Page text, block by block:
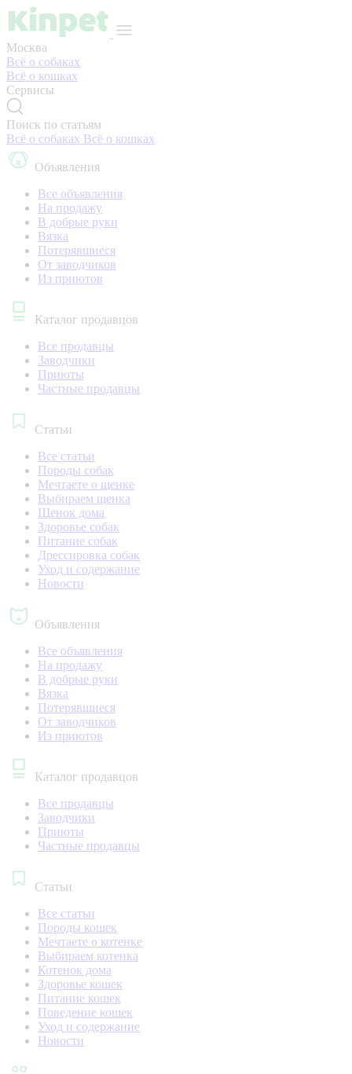
Москва
Всё о собаках
Всё о кошках
Сервисы
Поиск по статьям
Всё о собаках Всё о кошках
Объявления
Все объявления
На продажу
В добрые руки
Вязка
Потерявшиеся
От заводчиков
Из приютов
Каталог продавцов
Все продавцы
Заводчики
Приюты
Частные продавцы
Статьи
Все статьи
Породы собак
Мечтаете о щенке
Выбираем щенка
Щенок дома
Здоровье собак
Питание собак
Дрессировка собак
Уход и содержание
Новости
Объявления
Все объявления
На продажу
В добрые руки
Вязка
Потерявшиеся
От заводчиков
Из приютов
Каталог продавцов
Все продавцы
Заводчики
Приюты
Частные продавцы
Статьи
Все статьи
Породы кошек
Мечтаете о котенке
Выбираем котенка
Котенок дома
Здоровье кошек
Питание кошек
Поведение кошек
Уход и содержание
Новости